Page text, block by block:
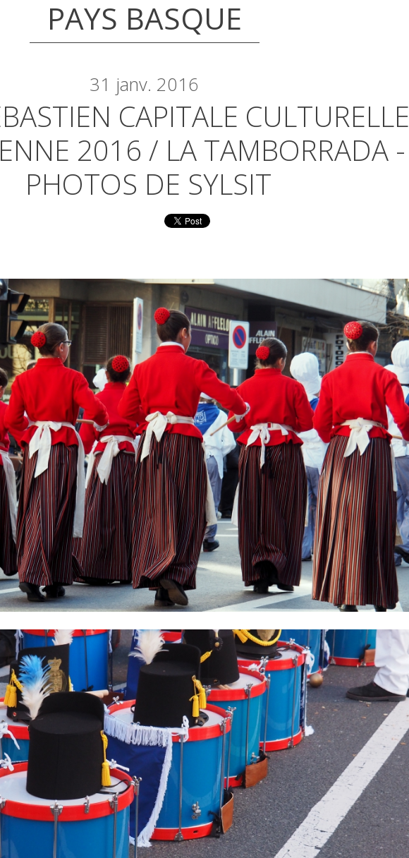
PAYS BASQUE
31 janv. 2016
CAPITALE CULTURELLE
2016 / LA TAMBORRADA -
PHOTOS DE SYLSIT